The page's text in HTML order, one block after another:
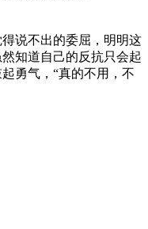
说不出的委屈，明明这
知道自己的反抗只会起
勇气，“真的不用，不